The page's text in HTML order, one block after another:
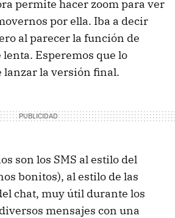
permite hacer zoom para ver
por ella. Iba a decir
al parecer la función de
lenta. Esperemos que lo
lanzar la versión final.
son los SMS al estilo del
bonitos), al estilo de las
chat, muy útil durante los
mensajes con una